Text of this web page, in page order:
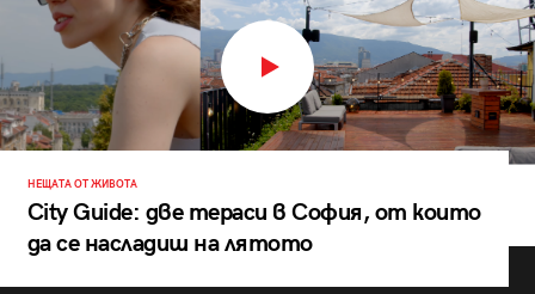
НЕЩАТА ОТ ЖИВОТА
City Guide: две тераси в София, от които
да се насладиш на лятото